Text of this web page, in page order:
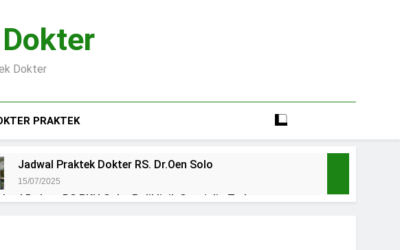
Dokter
PRAKTEK
Jadwal Praktek Dokter RS. Dr.Oen Solo
15/07/2025
Dokter RS PKU Solo: Poliklinik Spesialis Terbaru